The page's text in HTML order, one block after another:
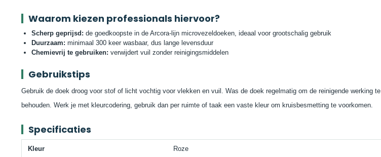
Waarom kiezen professionals hiervoor?
Scherp geprijsd: de goedkoopste in de Arcora-lijn microvezeldoeken, ideaal voor grootschalig gebruik
Duurzaam: minimaal 300 keer wasbaar, dus lange levensduur
Chemievrij te gebruiken: verwijdert vuil zonder reinigingsmiddelen
Gebruikstips
Gebruik de doek droog voor stof of licht vochtig voor vlekken en vuil. Was de doek regelmatig om de reinigende werking te
behouden. Werk je met kleurcodering, gebruik dan per ruimte of taak een vaste kleur om kruisbesmetting te voorkomen.
Specificaties
Kleur Roze